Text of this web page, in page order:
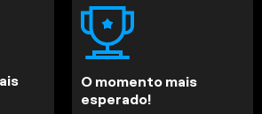
O momento mais
esperado!